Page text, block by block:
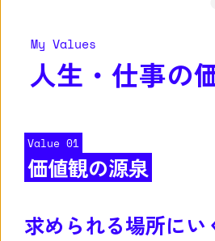
My Values
人生・仕事の
Value 01
価値観の源泉
求められる場所にい